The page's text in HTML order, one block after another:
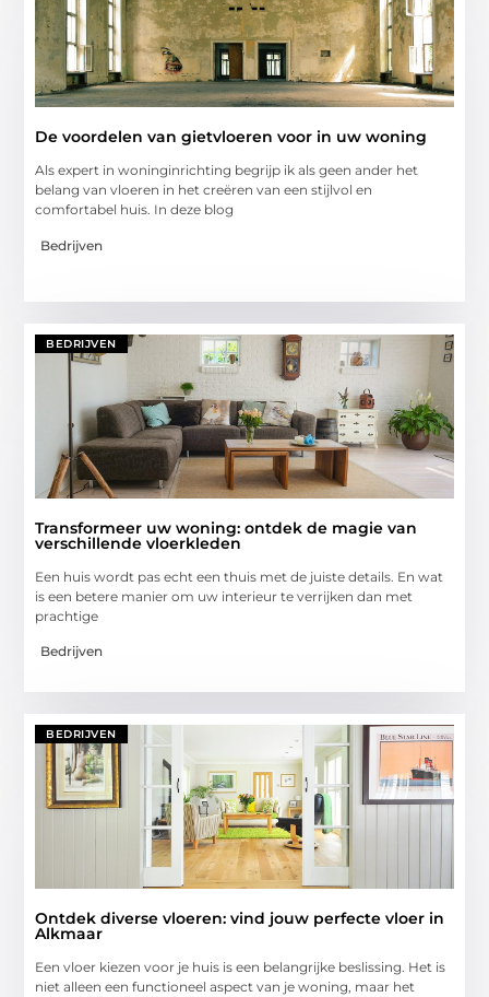
De voordelen van gietvloeren voor in uw woning
Als expert in woninginrichting begrijp ik als geen ander het
belang van vloeren in het creëren van een stijlvol en
comfortabel huis. In deze blog
Bedrijven
BEDRIJVEN
Transformeer uw woning: ontdek de magie van
verschillende vloerkleden
Een huis wordt pas echt een thuis met de juiste details. En wat
is een betere manier om uw interieur te verrijken dan met
prachtige
Bedrijven
BEDRIJVEN
Ontdek diverse vloeren: vind jouw perfecte vloer in
Alkmaar
Een vloer kiezen voor je huis is een belangrijke beslissing. Het is
niet alleen een functioneel aspect van je woning, maar het